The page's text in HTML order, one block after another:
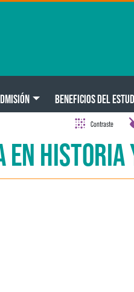
BENEFICIOS DEL
Contraste
EN